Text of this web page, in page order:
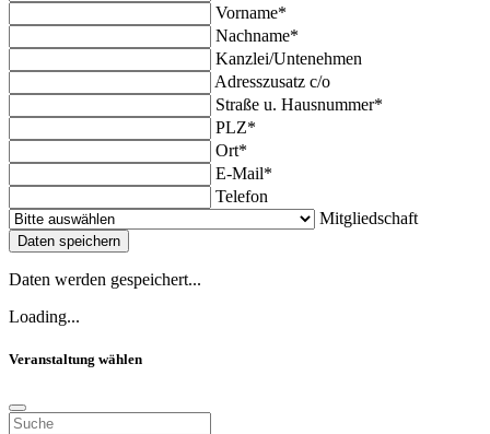
Vorname*
Nachname*
Kanzlei/Untenehmen
Adresszusatz c/o
Straße u. Hausnummer*
PLZ*
Ort*
E-Mail*
Telefon
Mitgliedschaft
Daten speichern
Daten werden gespeichert...
Loading...
Veranstaltung wählen